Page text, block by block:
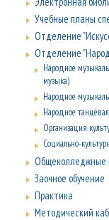
Учебные планы
Отделение
Отделение
Народное музыкальное художественное творчество (инструментальная
музыка)
Народное
Народное
Организация
Социально-
Заочное обучение
Практика
Методический